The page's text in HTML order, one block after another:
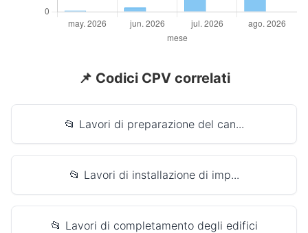
📌 Codici CPV correlati
📂 Lavori di preparazione del can...
📂 Lavori di installazione di imp...
📂 Lavori di completamento degli edifici